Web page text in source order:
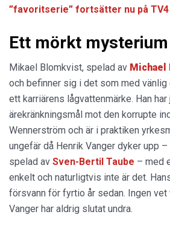
”favoritserie” fortsätter nu på TV4
Ett mörkt mysterium
Mikael Blomkvist, spelad av Michael
och befinner sig i det som med
ett karriärens lågvattenmärke. Han
ärekränkningsmål mot den korrupte
Wennerström och är i praktiken
ungefär då Henrik Vanger dyker upp –
spelad av Sven-Bertil Taube – med
enkelt och naturligtvis inte är det.
försvann för fyrtio år sedan. Ingen vet
Vanger har aldrig slutat undra.